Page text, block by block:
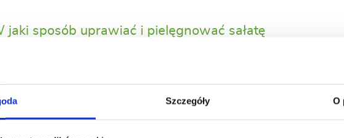
Szczegóły O
jaki sposób uprawiać i pielęgnować sałatę
1. Bakteryjne gnicie sałaty